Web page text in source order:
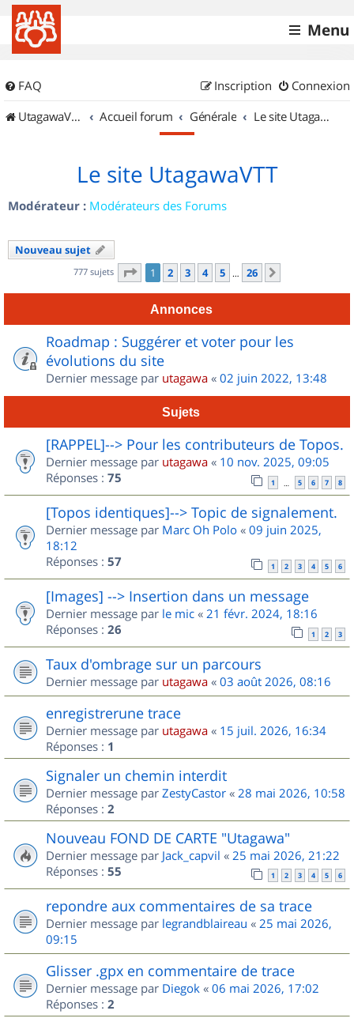
Menu
FAQ Connexion
Inscription
UtagawaVTT (Randos VTT et VTTAE avec traces GPS)
Accueil forum Générale Le site UtagawaVTT
Le site UtagawaVTT
Modérateur : Modérateurs des Forums
Nouveau sujet
777 sujets Page 1sur
1 2 3 4 5 … 26
Annonces
Roadmap : Suggérer et voter pour les
évolutions du site
Dernier message par utagawa « 02 juin 2022, 13:48
Sujets
[RAPPEL]--> Pour les contributeurs de Topos.
Dernier message par utagawa « 10 nov. 2025, 09:05
Réponses : 75 1 … 5 6 7 8
[Topos identiques]--> Topic de signalement.
Dernier message par Marc Oh Polo « 09 juin 2025,
18:12
Réponses : 57 1 2 3 4 5 6
[Images] --> Insertion dans un message
Dernier message par le mic « 21 févr. 2024, 18:16
Réponses : 26 1 2 3
Taux d'ombrage sur un parcours
Dernier message par utagawa « 03 août 2026, 08:16
enregistrerune trace
Dernier message par utagawa « 15 juil. 2026, 16:34
Réponses : 1
Signaler un chemin interdit
Dernier message par ZestyCastor « 28 mai 2026, 10:58
Réponses : 2
Nouveau FOND DE CARTE "Utagawa"
Dernier message par Jack_capvil « 25 mai 2026, 21:22
Réponses : 55 1 2 3 4 5 6
repondre aux commentaires de sa trace
Dernier message par legrandblaireau « 25 mai 2026,
09:15
Glisser .gpx en commentaire de trace
Dernier message par Diegok « 06 mai 2026, 17:02
Réponses : 2